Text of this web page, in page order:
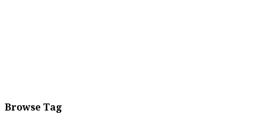
Browse Tag